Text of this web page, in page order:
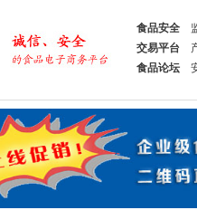
食品安全
交易平台
食品论坛